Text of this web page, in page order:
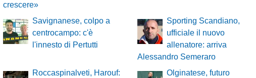
crescere»
Savignanese, colpo a
centrocampo: c'è
l'innesto di Pertutti
Sporting Scandiano,
ufficiale il nuovo
allenatore: arriva
Alessandro Semeraro
Roccaspinalveti, Harouf:
Olginatese, futuro